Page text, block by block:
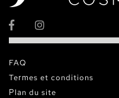
FAQ
Termes et conditions
Plan du site